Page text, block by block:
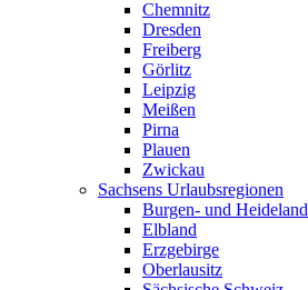
Chemnitz
Dresden
Freiberg
Görlitz
Leipzig
Meißen
Pirna
Plauen
Zwickau
Sachsens Urlaubsregionen
Burgen- und Heideland
Elbland
Erzgebirge
Oberlausitz